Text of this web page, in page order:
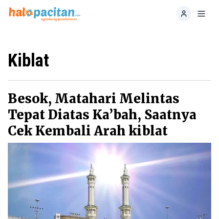
Home
Kiblat
Besok, Matahari Melintas
Tepat Diatas Ka’bah, Saatnya
Cek Kembali Arah kiblat